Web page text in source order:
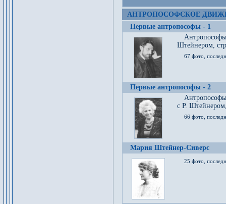
АНТРОПОСОФСКОЕ
Первые антропософы - 1
Штейнером,
67 фото,
Первые антропософы - 2
с Р.
66 фото,
Мария Штейнер-Сиверс
25 фото,